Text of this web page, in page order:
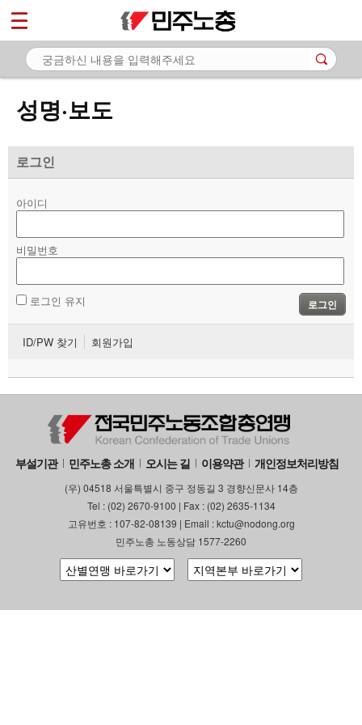
성명·보도
로그인
아이디
비밀번호
로그인 유지 로그인
ID/PW 찾기 회원가입
부설기관 민주노총 소개 오시는 길 이용약관 개인정보처리방침
(우) 04518 서울특별시 중구 정동길 3 경향신문사 14층
Tel : (02) 2670-9100 | Fax : (02) 2635-1134
고유번호 : 107-82-08139 | Email : kctu@nodong.org
민주노총 노동상담 1577-2260
마이페이지
소개
- 공지사항
- 성명·보도
자료
부설기관
업무